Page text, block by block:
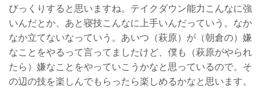
びっくりすると思いますね。テイクダウン能力こんなに強
いんだとか、あと寝技こんなに上手いんだっていう。なか
なか立てないなっていう。あいつ（萩原）が（朝倉の）嫌
なことをやるって言ってましたけど、僕も（萩原がやられ
たら）嫌なことをやっていこうかなと思っているので。そ
の辺の技を楽しんでもらったら楽しめるかなと思います。